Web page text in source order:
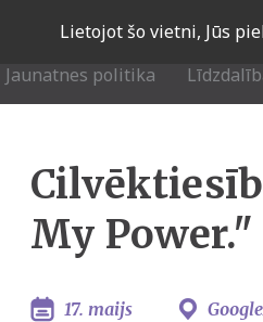
Lietojot šo vietni, Jūs
Jaunatnes politika
My Power."
17. maijs